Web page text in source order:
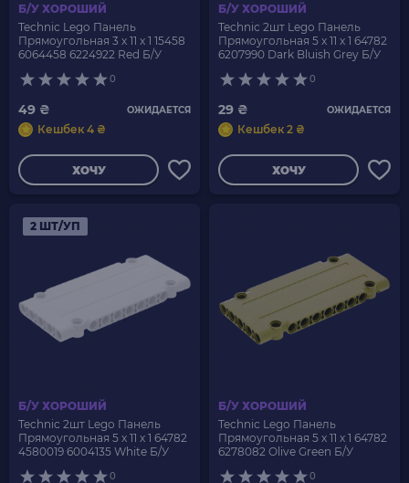
Б/У ХОРОШИЙ
Technic Lego Панель
Прямоугольная 3 x 11 x 1 15458
6064458 6224922 Red Б/У
0
49 ₴ ОЖИДАЕТСЯ
Кешбек 4 ₴
ХОЧУ
Б/У ХОРОШИЙ
Technic 2шт Lego Панель
Прямоугольная 5 x 11 x 1 64782
6207990 Dark Bluish Grey Б/У
0
29 ₴ ОЖИДАЕТСЯ
Кешбек 2 ₴
ХОЧУ
2 ШТ/УП
Б/У ХОРОШИЙ
Technic 2шт Lego Панель
Прямоугольная 5 x 11 x 1 64782
4580019 6004135 White Б/У
0
Б/У ХОРОШИЙ
Technic Lego Панель
Прямоугольная 5 x 11 x 1 64782
6278082 Olive Green Б/У
0